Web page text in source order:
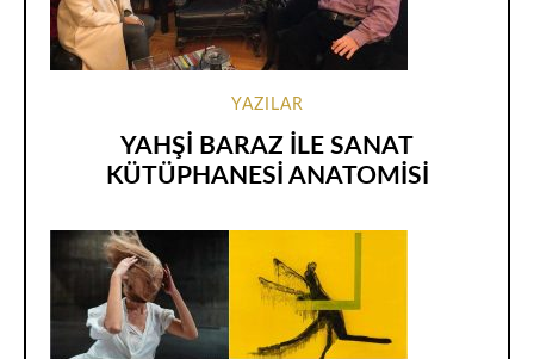
YAZILAR
YAHŞİ BARAZ İLE SANAT
KÜTÜPHANESİ ANATOMİSİ